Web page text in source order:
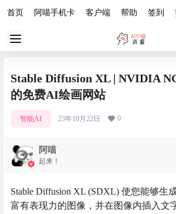
首页 阿喵手机卡 客户端 帮助 签到
Stable Diffusion XL | NVIDIA
的免费AI绘画网站
智能AI 23年10月22日 0
阿喵
起来！
Stable Diffusion XL (SDXL) 使您能够生
富有表现力的图像，并在图像内插入文